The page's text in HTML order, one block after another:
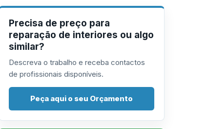
Precisa de preço para
reparação de interiores ou algo
similar?
Descreva o trabalho e receba contactos
de profissionais disponíveis.
Peça aqui o seu Orçamento